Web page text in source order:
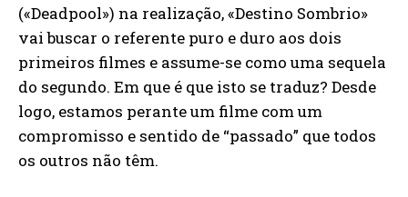
(«Deadpool») na realização, «Destino Sombrio»
vai buscar o referente puro e duro aos dois
primeiros filmes e assume-se como uma sequela
do segundo. Em que é que isto se traduz? Desde
logo, estamos perante um filme com um
compromisso e sentido de “passado” que todos
os outros não têm.